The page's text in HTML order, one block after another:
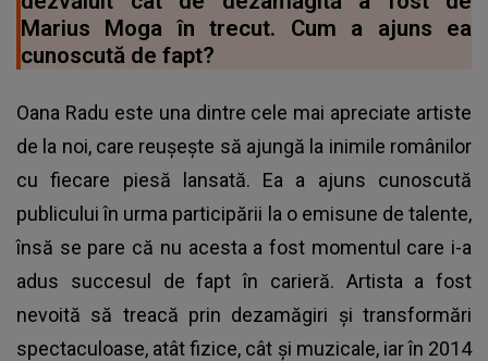
Marius Moga în trecut. Cum a ajuns ea
cunoscută de fapt?
Oana Radu este una dintre cele mai apreciate artiste
de la noi, care reușește să ajungă la inimile românilor
cu fiecare piesă lansată. Ea a ajuns cunoscută
publicului în urma participării la o emisune de talente,
însă se pare că nu acesta a fost momentul care i-a
adus succesul de fapt în carieră. Artista a fost
nevoită să treacă prin dezamăgiri și transformări
spectaculoase, atât fizice, cât și muzicale, iar în 2014